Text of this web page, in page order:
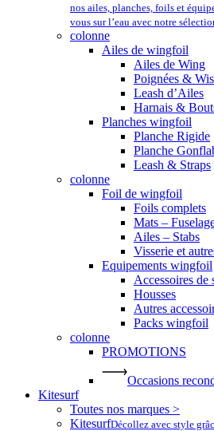
nos ailes, planches, foils et
vous sur l’eau avec notre
colonne
Ailes de wingfoil
Ailes de Wing
Poignées &
Leash d’Ailes
Harnais &
Planches wingfoil
Planche Rigide
Planche
Leash & Straps
colonne
Foil de wingfoil
Foils complets
Mats –
Ailes – Stabs
Visserie et
Equipements wingfoil
Accessoires de
Housses
Autres
Packs wingfoil
colonne
PROMOTIONS
Occasions
Kitesurf
Toutes nos marques >
KitesurfDécollez avec style